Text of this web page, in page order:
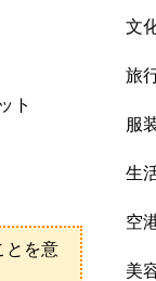
ト
とを意
文
旅
服
生
空
美